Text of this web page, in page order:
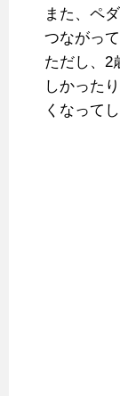
また、ペ
つながっ
ただし、2
しかった
くなって